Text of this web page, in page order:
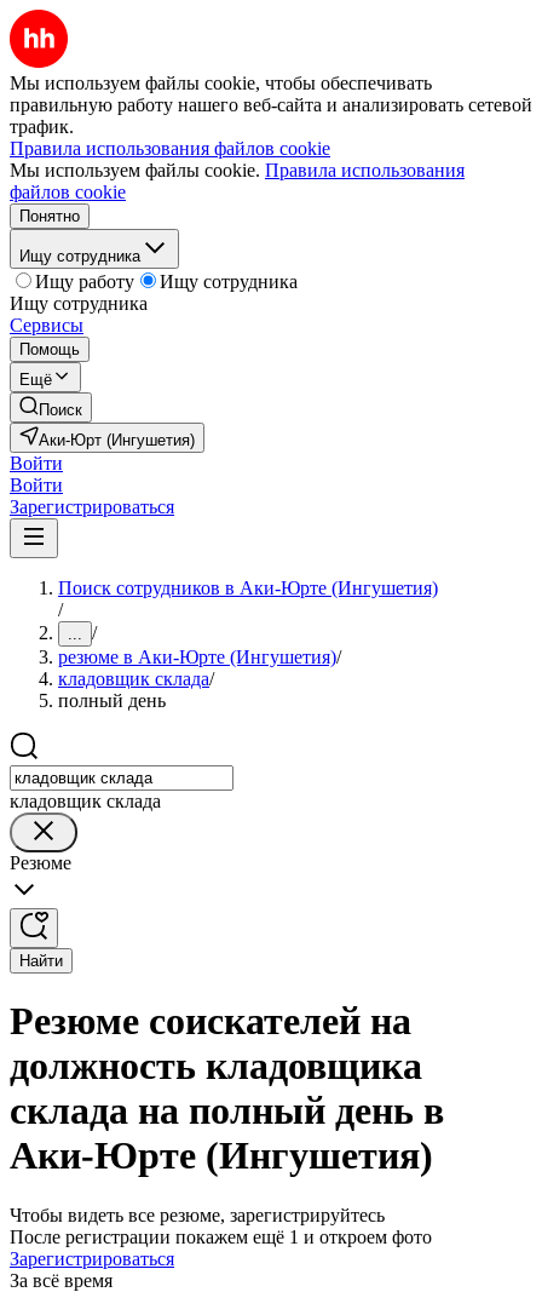
Мы используем файлы cookie, чтобы обеспечивать
правильную работу нашего веб-сайта и анализировать сетевой
трафик.
Правила использования файлов cookie
Мы используем файлы cookie. Правила использования
файлов cookie
Понятно
Ищу сотрудника
Ищу работу
Ищу сотрудника
Ищу сотрудника
Сервисы
Помощь
Ещё
Поиск
Аки-Юрт (Ингушетия)
Войти
Войти
Зарегистрироваться
Поиск сотрудников в Аки-Юрте (Ингушетия)
/
... /
резюме в Аки-Юрте (Ингушетия)/
кладовщик склада/
полный день
кладовщик склада
Резюме
Найти
Резюме соискателей на
должность кладовщика
склада на полный день в
Аки-Юрте (Ингушетия)
Чтобы видеть все резюме, зарегистрируйтесь
После регистрации покажем ещё 1 и откроем фото
Зарегистрироваться
За всё время